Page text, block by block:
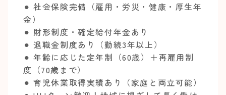
⚫︎ 社会保険完備（雇用・労災・健康・厚生年
金）
⚫︎ 財形制度・確定給付年金あり
⚫︎ 退職金制度あり（勤続3年以上）
⚫︎ 年齢に応じた定年制（60歳）＋再雇用制
度（70歳まで）
⚫︎ 育児休業取得実績あり（家庭と両立可能）